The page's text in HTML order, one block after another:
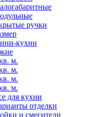
ручки
кухни
м.
м.
м.
м.
для кухни
отделки
и смесители